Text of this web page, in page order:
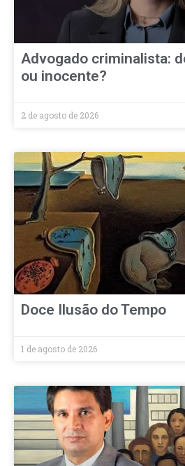
Advogado criminalista:
ou inocente?
2 de agosto de 2026
Doce Ilusão do Tempo
1 de agosto de 2026